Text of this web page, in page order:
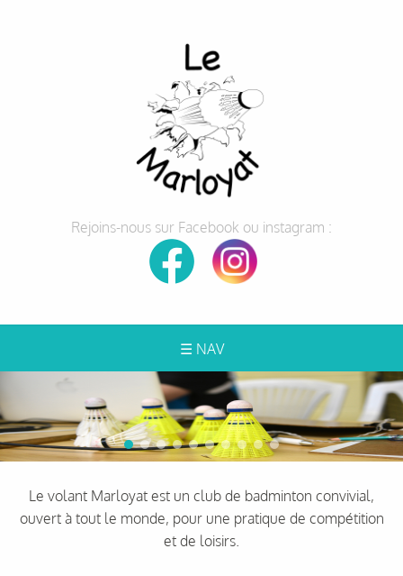
Rejoins-nous sur Facebook ou instagram :
☰ NAV
Le volant Marloyat est un club de badminton convivial,
ouvert à tout le monde, pour une pratique de compétition
et de loisirs.